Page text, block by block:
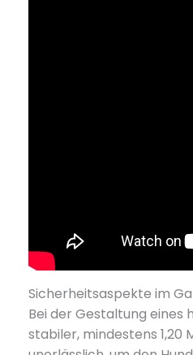
Sicherheitsaspekte im
Bei der Gestaltung eines
stabiler, mindestens 1,20